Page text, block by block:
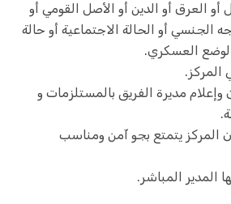
العرق أو الدين أو الأصل القومي أو
الجنسي أو الحالة الاجتماعية أو حالة
الوضع العسكري.
المركز.
وإعلام مديرة الفريق بالمستلزمات و
المركز يتمتع بجو آمن ومناسب
المدير المباشر.